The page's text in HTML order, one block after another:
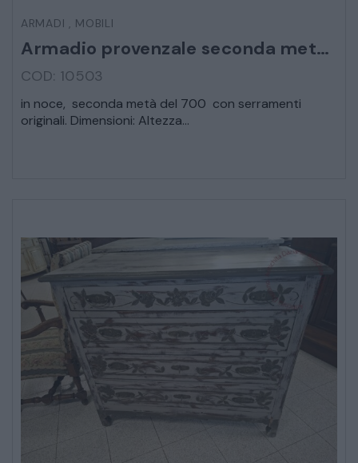
CREDENZE – DOPPI CORPI – BUFFET
ARREDO DA GIARDINO
DECORAZIONI OGGETTISTICA ILLUMINAZIONE
MATERIALI E STRUTTURE
MODERNARIATO
ARMADI , MOBILI
Armadio provenzale seconda metà 700
COD: 10503
in noce, seconda metà del 700 con serramenti
originali. Dimensioni: Altezza...